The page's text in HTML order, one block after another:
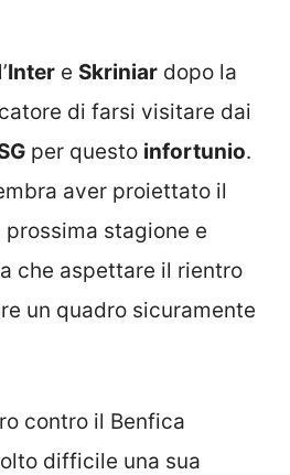
Inter e Skriniar dopo la
di farsi visitare dai
per questo infortunio.
aver proiettato il
stagione e
che aspettare il rientro
un quadro sicuramente
contro il Benfica
difficile una sua